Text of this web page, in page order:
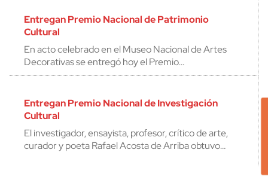
Entregan Premio Nacional de Patrimonio
Cultural
En acto celebrado en el Museo Nacional de Artes
Decorativas se entregó hoy el Premio…
Entregan Premio Nacional de Investigación
Cultural
El investigador, ensayista, profesor, crítico de arte,
curador y poeta Rafael Acosta de Arriba obtuvo…